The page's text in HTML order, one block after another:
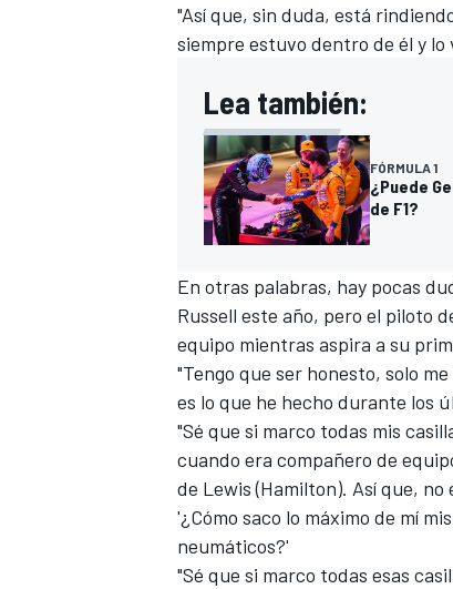
"Así que, sin duda, está
siempre estuvo dentro de él y
Lea también:
FÓRMULA 1
¿Puede
de F1?
En otras palabras, hay pocas
Russell este año, pero el piloto
equipo mientras aspira a su
"Tengo que ser honesto, solo
es lo que he hecho durante los
"Sé que si marco todas mis
cuando era compañero de
de Lewis (Hamilton). Así que,
'¿Cómo saco lo máximo de mí
neumáticos?'
"Sé que si marco todas esas